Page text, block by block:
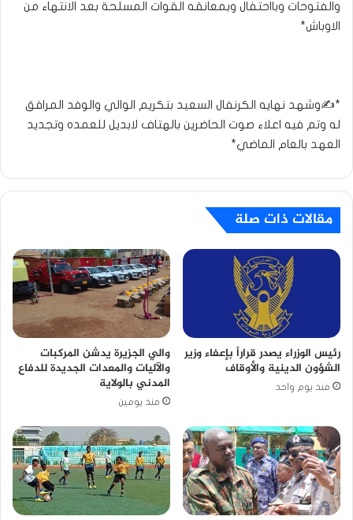
والفتوحات وبااحتفال وبمعانقه القوات المسلحة بعد الانتهاء من
الاوباش*
*✍️وشهد نهايه الكرنفال السعيد بتكريم الوالي والوفد المرافق
له وتم فيه اعلاء صوت الحاضرين بالهتاف لابديل للعمده وتجديد
العهد بالعام الماضي*
مقالات ذات صلة
رئيس الوزراء يصدر قراراً بإعفاء وزير
الشؤون الدينية والأوقاف
منذ يوم واحد
والي الجزيرة يدشن المركبات
والآليات والمعدات الجديدة للدفاع
المدني بالولاية
منذ يومين